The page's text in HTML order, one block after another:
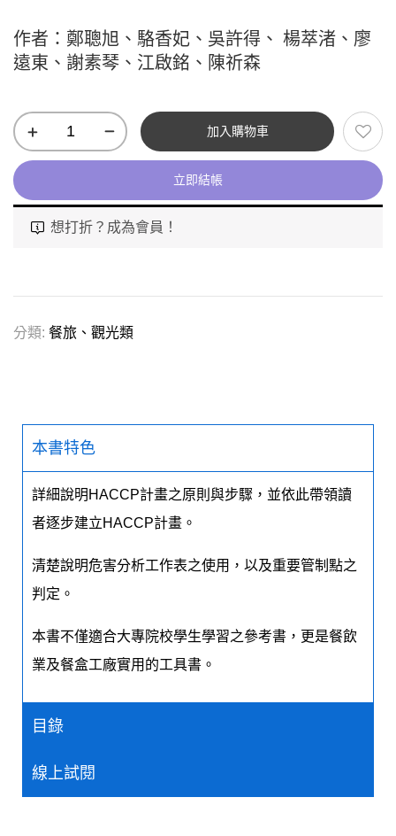
作者：鄭聰旭、駱香妃、吳許得、 楊萃渚、廖
遠東、謝素琴、江啟銘、陳祈森
加入購物車
立即結帳
想打折？成為會員！
分類: 餐旅、觀光類
本書特色
詳細說明HACCP計畫之原則與步驟，並依此帶領讀
者逐步建立HACCP計畫。
清楚說明危害分析工作表之使用，以及重要管制點之
判定。
本書不僅適合大專院校學生學習之參考書，更是餐飲
業及餐盒工廠實用的工具書。
目錄
線上試閱